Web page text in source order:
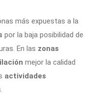
más expuestas a la
por la baja posibilidad de
En las zonas
mejor la calidad
actividades